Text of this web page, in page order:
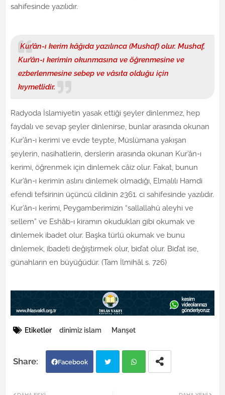
sahifesinde yazılıdır.
Kur’ân-ı kerim kâğıda yazılınca (Mushaf) olur. Mushaf,
Kur’ân-ı kerimin okunmasına ve öğrenmesine ve
ezberlenmesine sebep ve vâsıta olduğu için
kıymetlidir.
Radyoda İslamiyetin yasak ettiği şeyler dinlenmez, hep
faydalı ve sevap şeyler dinlenirse, bunlar arasında okunan
Kur’ân-ı kerimi ve evde teypte, Müslümana yakışan
şeylerin, nasihatlerin, derslerin arasında okunan Kur’ân-ı
kerimi, öğrenmek için dinlemek câiz olur. Fakat, bunun
Kur’ân-ı kerimin aslını dinlemek olmadığı, Elmalılı Hamdi
efendi tefsirinin üçüncü cildinin 2361. ci sahifesinde yazılıdır.
Kur’ân-ı kerimi, Peygamberimizin “sallallahü aleyhi ve
sellem” ve Eshâb-ı kiramın okudukları gibi okumak ve
dinlemek ibadet olur. Başka türlü okumak ve bunu
dinlemek, ibadeti değiştirmek olur, bid’at olur. Bid’at ise,
günahların en büyüğüdür. (Tam İlmihâl s. 726)
Etiketler dinimiz islam Manşet
Facebook